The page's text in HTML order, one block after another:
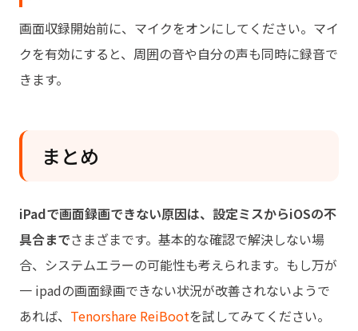
画面収録開始前に、マイクをオンにしてください。マイ
クを有効にすると、周囲の音や自分の声も同時に録音で
きます。
まとめ
iPadで画面録画できない原因は、設定ミスからiOSの不
具合までさまざまです。基本的な確認で解決しない場
合、システムエラーの可能性も考えられます。もし万が
一 ipadの画面録画できない状況が改善されないようで
あれば、 Tenorshare ReiBootを試してみてください。